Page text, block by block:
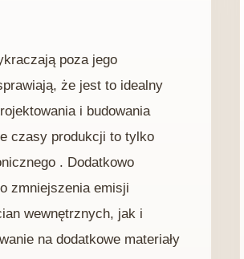
poza jego
że jest to idealny
i budowania
czasy produkcji to tylko
. Dodatkowo
zmniejszenia emisji
wewnętrznych, jak i
na dodatkowe materiały